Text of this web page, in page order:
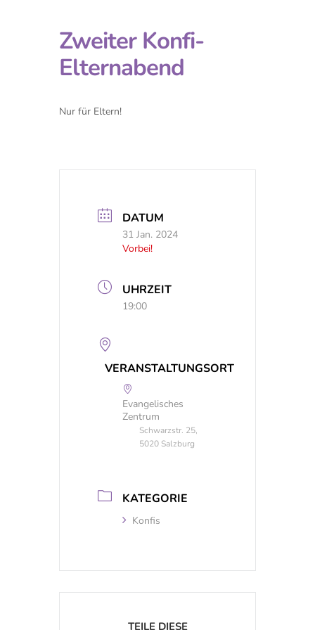
Zweiter Konfi-
Elternabend
Nur für Eltern!
DATUM
31 Jan. 2024
Vorbei!
UHRZEIT
19:00
VERANSTALTUNGSORT
Evangelisches
Zentrum
Schwarzstr. 25,
5020 Salzburg
KATEGORIE
Konfis
TEILE DIESE